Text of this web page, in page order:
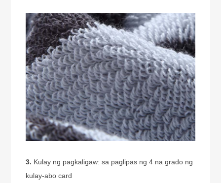
3. Kulay ng pagkaligaw: sa paglipas ng 4 na grado ng
kulay-abo card